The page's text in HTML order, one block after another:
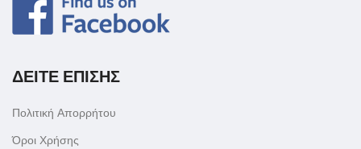
ΔΕΙΤΕ ΕΠΙΣΗΣ
Πολιτική Απορρήτου
Όροι Χρήσης